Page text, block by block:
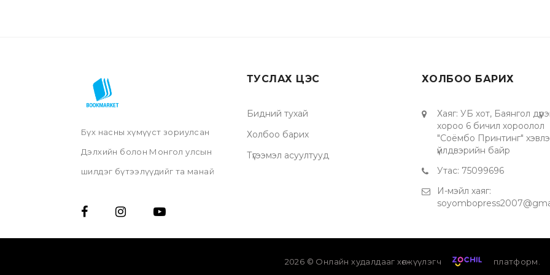
Бүх насны хүмүүст зориулсан
Дэлхийн болон Монгол улсын
шилдэг бүтээлүүдийг та манай
дэлгүүрээс үзэх мөн хүссэн
ТУСЛАХ ЦЭС
Бидний тухай
Холбоо барих
Түгээмэл асуултууд
ХОЛБОО БАРИХ
Хаяг: УБ хот, Баянгол
хороо 6 бичил хороолол
"Соёмбо Принтинг"
үйлдвэрийн байр
Утас: 75099696
И-мэйл хаяг:
2026 © Онлайн худалдааг хөгжүүлэгч платформ.